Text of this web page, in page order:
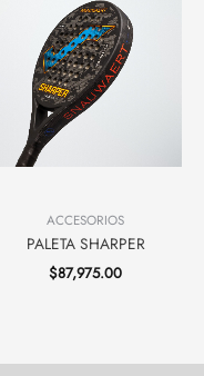
ACCESORIOS
PALETA SHARPER
$87,975.00